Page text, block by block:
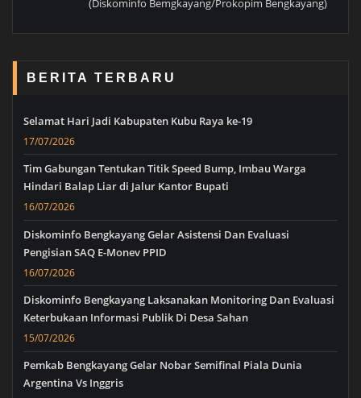
(Diskominfo Bemgkayang/Prokopim Bengkayang)
BERITA TERBARU
Selamat Hari Jadi Kabupaten Kubu Raya ke-19
17/07/2026
Tim Gabungan Tentukan Titik Speed Bump, Imbau Warga
Hindari Balap Liar di Jalur Kantor Bupati
16/07/2026
Diskominfo Bengkayang Gelar Asistensi Dan Evaluasi
Pengisian SAQ E-Monev PPID
16/07/2026
Diskominfo Bengkayang Laksanakan Monitoring Dan Evaluasi
Keterbukaan Informasi Publik Di Desa Sahan
15/07/2026
Pemkab Bengkayang Gelar Nobar Semifinal Piala Dunia
Argentina Vs Inggris